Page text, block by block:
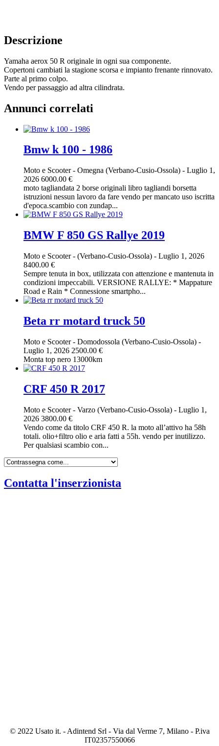
Descrizione
Yamaha aerox 50 R originale in ogni sua componente.
Copertoni cambiati la stagione scorsa e impianto frenante rinnovato.
Parte al primo colpo.
Vendo per passaggio ad altra cilindrata.
Annunci correlati
Bmw k 100 - 1986
Moto e Scooter- Omegna (Verbano-Cusio-Ossola) - Luglio 1,
2026 6000.00 €
moto tagliandata 2 borse originali libro tagliandi borsetta
istruzioni nessun lavoro da fare vendo per mancato uso iscritta
d'epoca.scambio con zundap...
BMW F 850 GS Rallye 2019
Moto e Scooter- (Verbano-Cusio-Ossola) - Luglio 1, 2026
8400.00 €
Sempre tenuta in box, utilizzata con attenzione e mantenuta in
condizioni impeccabili. VERSIONE RALLYE: * Mappature
Road e Rain * Connessione smartpho...
Beta rr motard truck 50
Moto e Scooter- Domodossola (Verbano-Cusio-Ossola) -
Luglio 1, 2026 2500.00 €
Monta top nero 13000km
CRF 450 R 2017
Moto e Scooter- Varzo (Verbano-Cusio-Ossola) - Luglio 1,
2026 3800.00 €
Vendo come da titolo CRF 450 R. la moto all’attivo ha 58h
totali. olio+filtro olio e aria fatti a 55h. vendo per inutilizzo.
Per qualsiasi scambio con...
Contatta l'inserzionista
© 2022 Usato it. - Adintend Srl - Via dal Verme 7, Milano - P.iva
IT02357550066